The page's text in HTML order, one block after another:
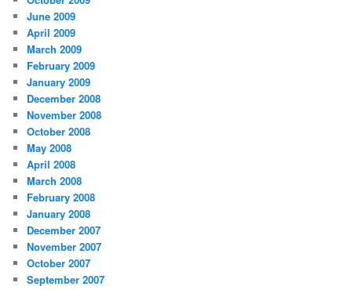
June 2009
April 2009
March 2009
February 2009
January 2009
December 2008
November 2008
October 2008
May 2008
April 2008
March 2008
February 2008
January 2008
December 2007
November 2007
October 2007
September 2007